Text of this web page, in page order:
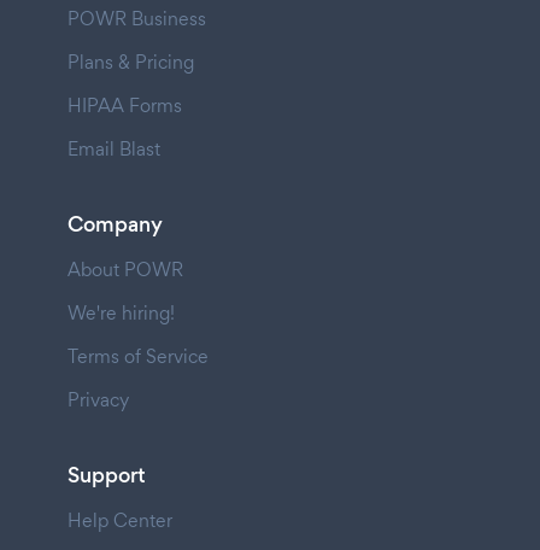
POWR Business
Plans & Pricing
HIPAA Forms
Email Blast
Company
About POWR
We're hiring!
Terms of Service
Privacy
Support
Help Center